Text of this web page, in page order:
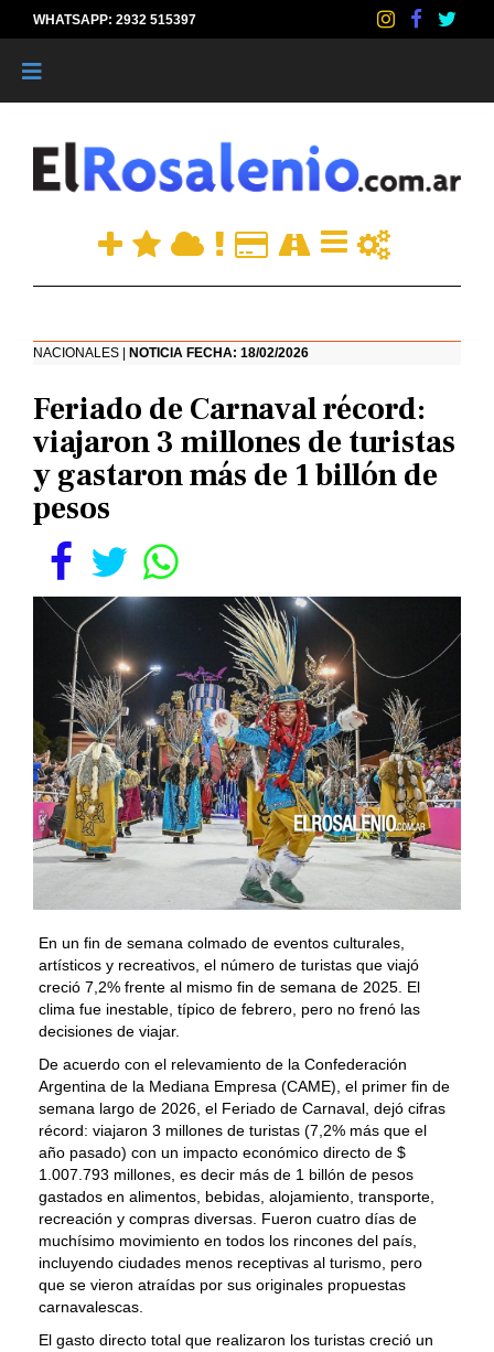
WHATSAPP: 2932 515397
NACIONALES | NOTICIA FECHA: 18/02/2026
Feriado de Carnaval récord:
viajaron 3 millones de turistas
y gastaron más de 1 billón de
pesos
En un fin de semana colmado de eventos culturales,
artísticos y recreativos, el número de turistas que viajó
creció 7,2% frente al mismo fin de semana de 2025. El
clima fue inestable, típico de febrero, pero no frenó las
decisiones de viajar.
De acuerdo con el relevamiento de la Confederación
Argentina de la Mediana Empresa (CAME), el primer fin de
semana largo de 2026, el Feriado de Carnaval, dejó cifras
récord: viajaron 3 millones de turistas (7,2% más que el
año pasado) con un impacto económico directo de $
1.007.793 millones, es decir más de 1 billón de pesos
gastados en alimentos, bebidas, alojamiento, transporte,
recreación y compras diversas. Fueron cuatro días de
muchísimo movimiento en todos los rincones del país,
incluyendo ciudades menos receptivas al turismo, pero
que se vieron atraídas por sus originales propuestas
carnavalescas.
El gasto directo total que realizaron los turistas creció un